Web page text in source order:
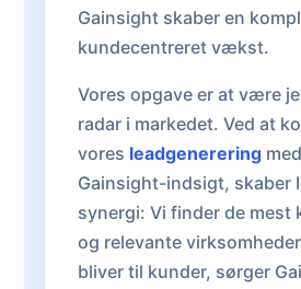
Gainsight skaber en
kundecentreret vækst.
Vores opgave er at være
radar i markedet. Ved at
vores leadgenerering
Gainsight-indsigt, skaber
synergi: Vi finder de mest
og relevante
bliver til kunder, sørger